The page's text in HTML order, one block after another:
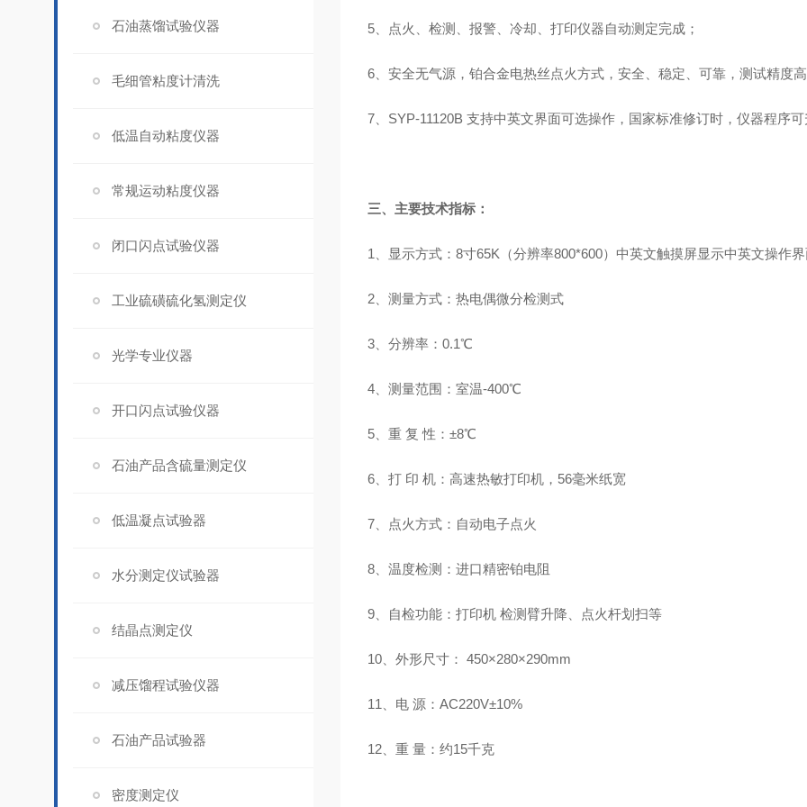
石油蒸馏试验仪器
毛细管粘度计清洗
低温自动粘度仪器
常规运动粘度仪器
闭口闪点试验仪器
工业硫磺硫化氢测定仪
光学专业仪器
开口闪点试验仪器
石油产品含硫量测定仪
低温凝点试验器
水分测定仪试验器
结晶点测定仪
减压馏程试验仪器
石油产品试验器
密度测定仪
5、点火、检测、报警、冷却、打印仪器自动测定完成；
6、安全无气源，铂合金电热丝点火方式，安全、稳定、可靠，测试精度高
7、SYP-11120B 支持中英文界面可选操作，国家标准修订时，仪器程序可
三、主要技术指标：
1、显示方式：8寸65K（分辨率800*600）中英文触摸屏显示中英文操作
2、测量方式：热电偶微分检测式
3、分辨率：0.1℃
4、测量范围：室温-400℃
5、重 复 性：±8℃
6、打 印 机：高速热敏打印机，56毫米纸宽
7、点火方式：自动电子点火
8、温度检测：进口精密铂电阻
9、自检功能：打印机 检测臂升降、点火杆划扫等
10、外形尺寸： 450×280×290mm
11、电 源：AC220V±10%
12、重 量：约15千克